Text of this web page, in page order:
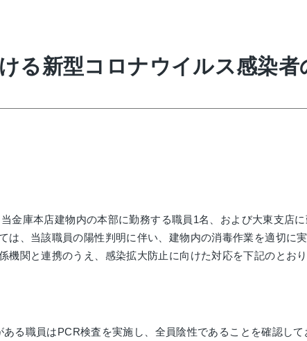
る新型コロナウイルス感染者
金庫本店建物内の本部に勤務する職員1名、および大東支店
は、当該職員の陽性判明に伴い、建物内の消毒作業を適切に
機関と連携のうえ、感染拡大防止に向けた対応を下記のとおり
る職員はPCR検査を実施し、全員陰性であることを確認して